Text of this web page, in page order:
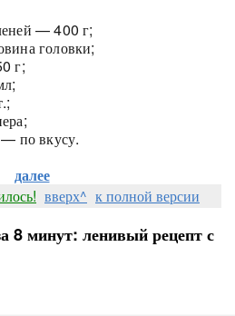
— 400 г;
головки;
г;
по вкусу.
далее
вверх^ к полной версии
8 минут: ленивый рецепт с